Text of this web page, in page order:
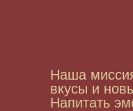
Наша
вкусы и
Напитать